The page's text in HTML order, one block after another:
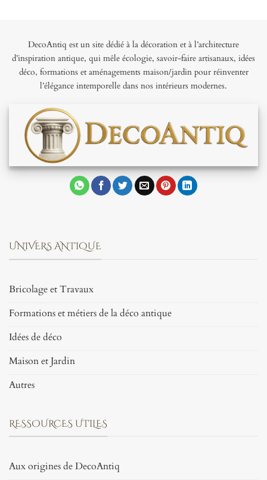
DecoAntiq est un site dédié à la décoration et à l’architecture
d’inspiration antique, qui mêle écologie, savoir-faire artisanaux, idées
déco, formations et aménagements maison/jardin pour réinventer
l’élégance intemporelle dans nos intérieurs modernes.
UNIVERS ANTIQUE
Bricolage et Travaux
Formations et métiers de la déco antique
Idées de déco
Maison et Jardin
Autres
RESSOURCES UTILES
Aux origines de DecoAntiq